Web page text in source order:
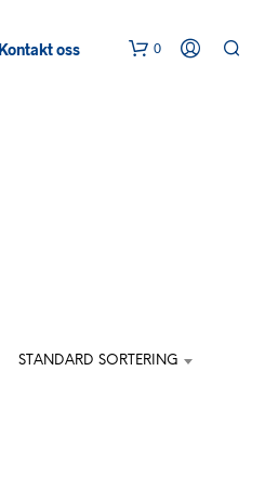
Kontakt oss 0
STANDARD SORTERING